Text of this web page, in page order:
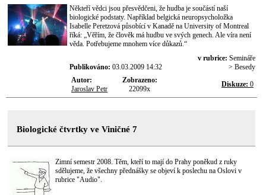
Někteří vědci jsou přesvědčeni, že hudba je součástí naší
biologické podstaty. Například belgická neuropsycholožka
Isabelle Peretzová působící v Kanadě na University of Montreal
říká: „Věřím, že člověk má hudbu ve svých genech. Ale víra není
věda. Potřebujeme mnohem více důkazů.“
Publikováno: 03.03.2009 14:32
v rubrice: Semináře
> Besedy
Autor:
Jaroslav Petr
Zobrazeno:
22099x
Diskuze: 0
Biologické čtvrtky ve Viničné 7
Zimní semestr 2008. Těm, kteří to mají do Prahy poněkud z ruky
sdělujeme, že všechny přednášky se objeví k poslechu na Oslovi v
rubrice "Audio".